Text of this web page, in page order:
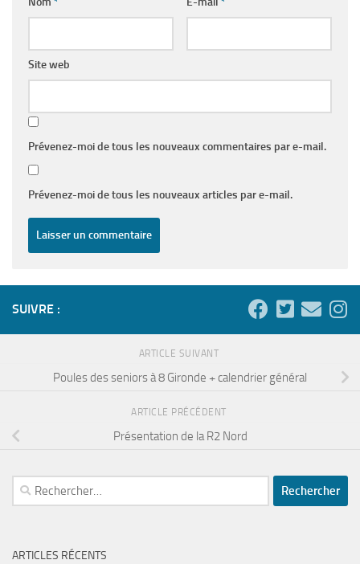
Site web
Prévenez-moi de tous les nouveaux commentaires par e-mail.
Prévenez-moi de tous les nouveaux articles par e-mail.
SUIVRE :
ARTICLE SUIVANT
Poules des seniors à 8 Gironde + calendrier général
ARTICLE PRÉCÉDENT
Présentation de la R2 Nord
Rechercher :
ARTICLES RÉCENTS